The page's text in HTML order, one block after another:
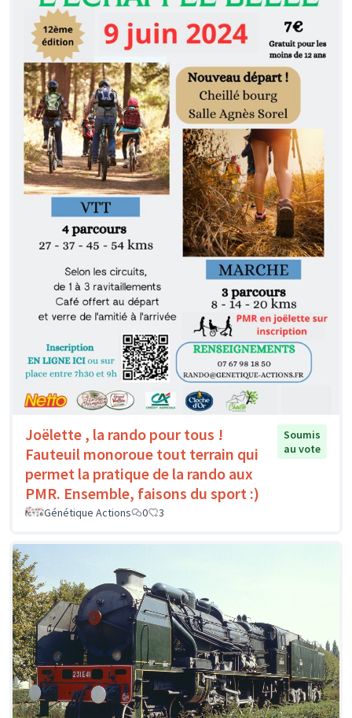
Joëlette , la rando pour tous !
Fauteuil monoroue tout terrain qui
permet la pratique de la rando aux
PMR. Ensemble, faisons du sport :)
Soumis
au vote
Génétique Actions 0 3